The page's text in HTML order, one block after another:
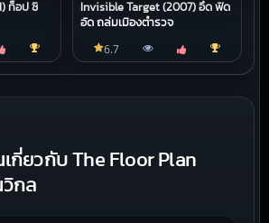
ท็อป ซี
Invisible Target (2007) อึด ฟัด
อัด ถล่มเมืองตำรวจ
6.7
เกี่ยวกับ The Floor Plan
วิกล